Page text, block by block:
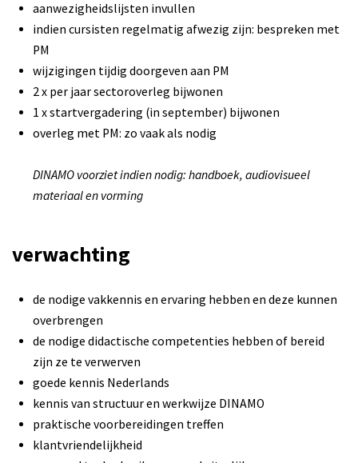
aanwezigheidslijsten invullen
indien cursisten regelmatig afwezig zijn: bespreken met
PM
wijzigingen tijdig doorgeven aan PM
2 x per jaar sectoroverleg bijwonen
1 x startvergadering (in september) bijwonen
overleg met PM: zo vaak als nodig
DINAMO voorziet indien nodig: handboek, audiovisueel
materiaal en vorming
verwachting
de nodige vakkennis en ervaring hebben en deze kunnen
overbrengen
de nodige didactische competenties hebben of bereid
zijn ze te verwerven
goede kennis Nederlands
kennis van structuur en werkwijze DINAMO
praktische voorbereidingen treffen
klantvriendelijkheid